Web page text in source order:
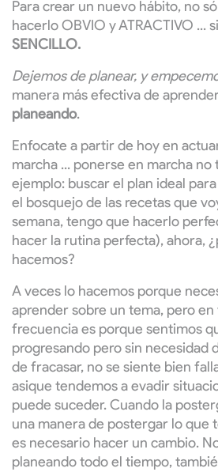
Para crear un nuevo hábito, no
hacerlo OBVIO y ATRACTIVO ...
SENCILLO.
Dejemos de planear, y
manera más efectiva de
planeando.
Enfocate a partir de hoy en
marcha ... ponerse en marcha
ejemplo: buscar el plan ideal
el bosquejo de las recetas que
semana, tengo que hacerlo
hacer la rutina perfecta), ahora,
hacemos?
A veces lo hacemos porque
aprender sobre un tema, pero en
frecuencia es porque sentimos
progresando pero sin necesidad
de fracasar, no se siente bien
asique tendemos a evadir
puede suceder. Cuando la
una manera de postergar lo que
es necesario hacer un cambio.
planeando todo el tiempo,